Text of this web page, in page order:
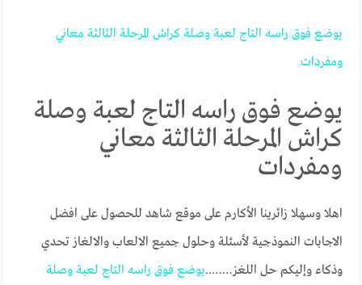
يوضع فوق راسه التاج لعبة وصلة كراش المرحلة الثالثة معاني
ومفردات
يوضع فوق راسه التاج لعبة وصلة
كراش المرحلة الثالثة معاني
ومفردات
اهلا وسهلا زائرينا الأكارم على موقع شاهد للحصول على افضل
الاجابات النموذجية لأسئلة وحلول جميع الالعاب والالغاز تحدي
وذكاء وإليكم حل اللغز……..يوضع فوق راسه التاج لعبة وصلة